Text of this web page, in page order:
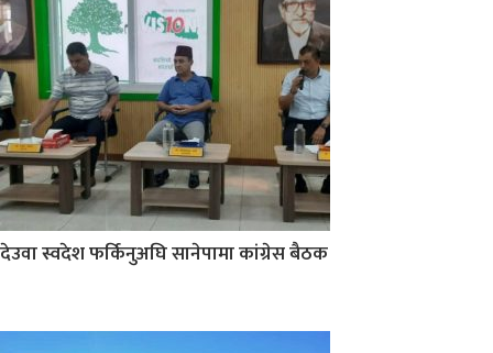
देउवा स्वदेश फर्किनुअघि सानेपामा कांग्रेस बैठक